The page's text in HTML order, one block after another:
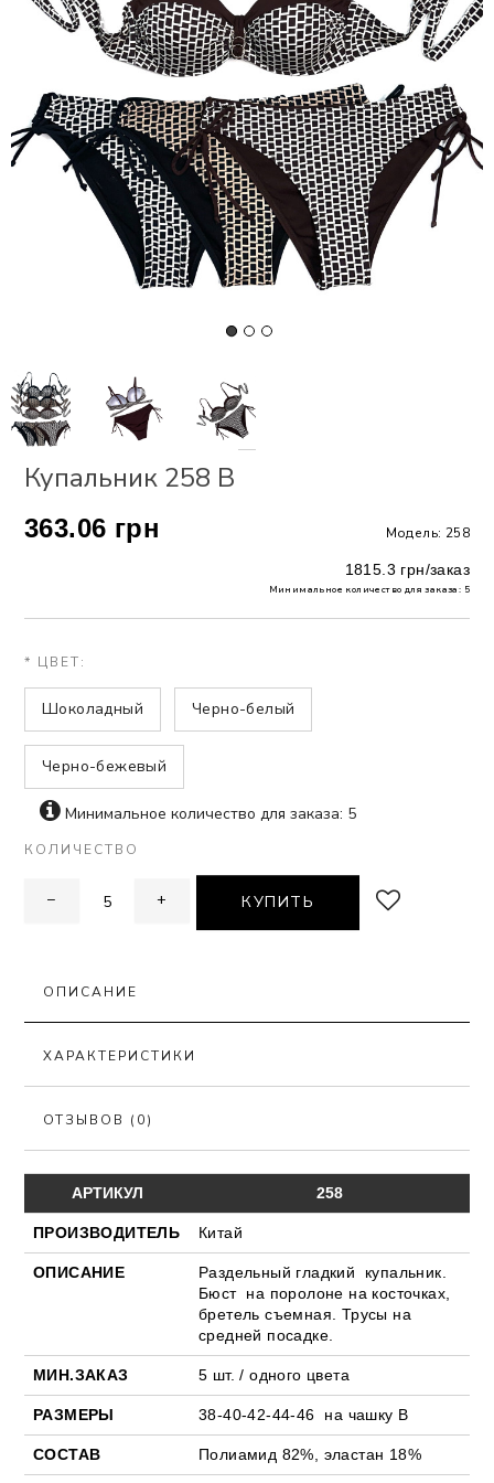
Купальник 258 В
363.06 грн Модель: 258
1815.3 грн/заказ
Минимальное количество для заказа: 5
* ЦВЕТ:
Шоколадный Черно-белый
Черно-бежевый
Минимальное количество для заказа: 5
КОЛИЧЕСТВО
− + КУПИТЬ
ОПИСАНИЕ
ХАРАКТЕРИСТИКИ
ОТЗЫВОВ (0)
АРТИКУЛ 258
ПРОИЗВОДИТЕЛЬ Китай
ОПИСАНИЕ
Раздельный гладкий купальник.
Бюст на поролоне на косточках,
бретель съемная. Трусы на
средней посадке.
МИН.ЗАКАЗ 5 шт. / одного цвета
РАЗМЕРЫ 38-40-42-44-46 на чашку В
СОСТАВ Полиамид 82%, эластан 18%